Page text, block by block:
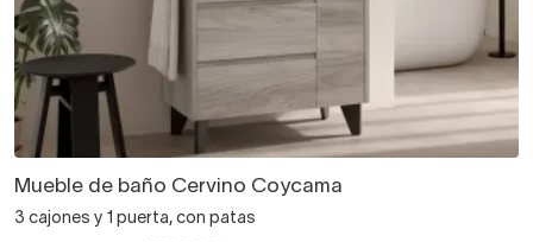
Mueble de baño Cervino Coycama
3 cajones y 1 puerta, con patas